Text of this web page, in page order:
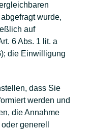
wurde,
auf
6 Abs. 1 lit. a
die Einwilligung
dass Sie
werden und
die Annahme
generell